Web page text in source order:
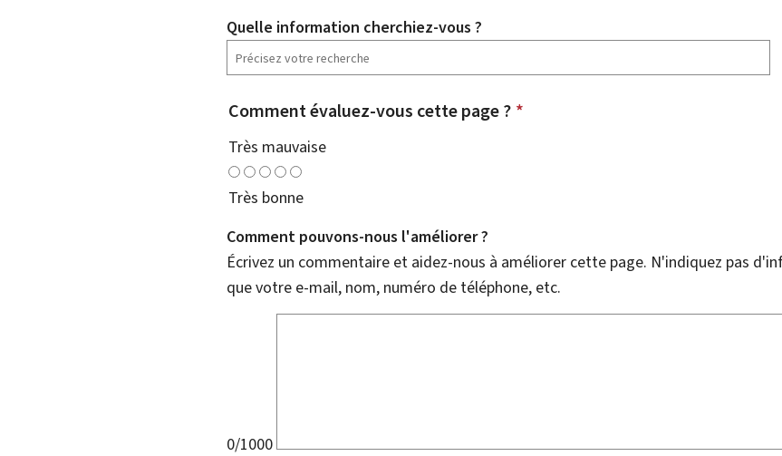
Quelle information cherchiez-vous ?
Comment évaluez-vous cette page ? *
Très mauvaise
Très bonne
Comment pouvons-nous l'améliorer ?
Écrivez un commentaire et aidez-nous à améliorer cette page. N'indiquez pas
que votre e-mail, nom, numéro de téléphone, etc.
0/1000